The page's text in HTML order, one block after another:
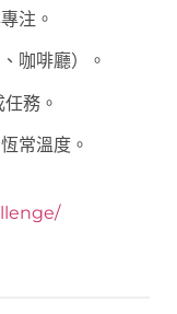
注。
咖啡廳）。
務。
常溫度。